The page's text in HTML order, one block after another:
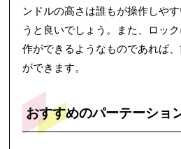
ンドルの高さは誰もが操作しや
うと良いでしょう。また、ロッ
作ができるようなものであれば
ができます。
おすすめのパーテーショ